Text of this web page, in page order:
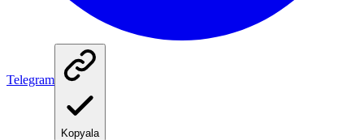
Telegram
Kopyala